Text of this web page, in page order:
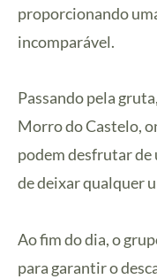
proporcionando
incomparável.
Passando pela
Morro do Castelo,
podem desfrutar de
de deixar qualquer
Ao fim do dia, o
para garantir o